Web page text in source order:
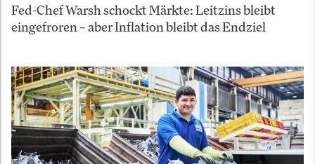
Fed-Chef Warsh schockt Märkte: Leitzins bleibt
eingefroren – aber Inflation bleibt das Endziel